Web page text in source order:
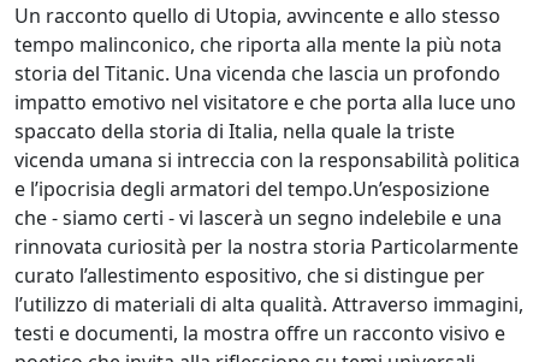
Un racconto quello di Utopia, avvincente e allo stesso
tempo malinconico, che riporta alla mente la più nota
storia del Titanic. Una vicenda che lascia un profondo
impatto emotivo nel visitatore e che porta alla luce uno
spaccato della storia di Italia, nella quale la triste
vicenda umana si intreccia con la responsabilità politica
e l’ipocrisia degli armatori del tempo.Un’esposizione
che - siamo certi - vi lascerà un segno indelebile e una
rinnovata curiosità per la nostra storia Particolarmente
curato l’allestimento espositivo, che si distingue per
l’utilizzo di materiali di alta qualità. Attraverso immagini,
testi e documenti, la mostra offre un racconto visivo e